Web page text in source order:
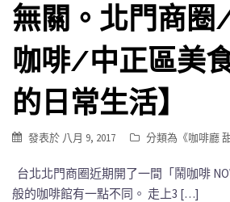
無關。北門商
咖啡/中正區美
的日常生活】
發表於 八月 9, 2017 分類為《咖啡廳
台北北門商圈近期開了一間「鬧咖啡
般的咖啡館有一點不同。 走上3 […]